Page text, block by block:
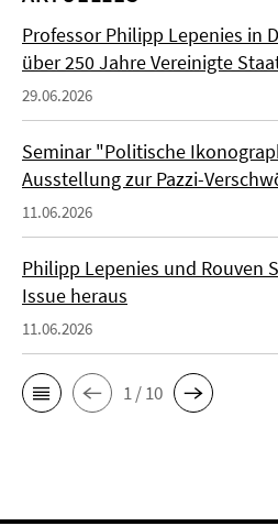
Professor Philipp Lepenies in
über 250 Jahre Vereinigte
29.06.2026
Seminar "Politische
Ausstellung zur Pazzi-
11.06.2026
Philipp Lepenies und Rouven
Issue heraus
11.06.2026
1 / 10